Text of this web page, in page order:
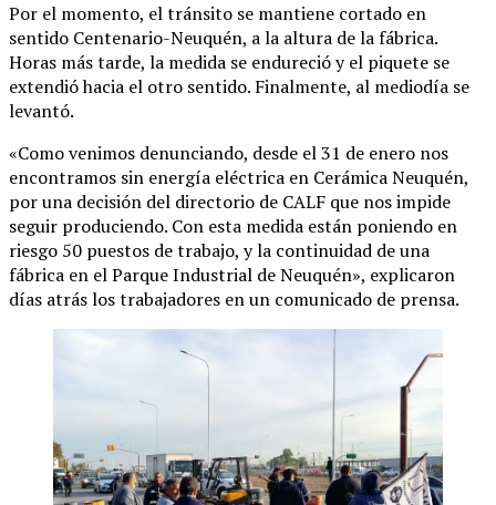
Por el momento, el tránsito se mantiene cortado en
sentido Centenario-Neuquén, a la altura de la fábrica.
Horas más tarde, la medida se endureció y el piquete se
extendió hacia el otro sentido. Finalmente, al mediodía se
levantó.
«Como venimos denunciando, desde el 31 de enero nos
encontramos sin energía eléctrica en Cerámica Neuquén,
por una decisión del directorio de CALF que nos impide
seguir produciendo. Con esta medida están poniendo en
riesgo 50 puestos de trabajo, y la continuidad de una
fábrica en el Parque Industrial de Neuquén», explicaron
días atrás los trabajadores en un comunicado de prensa.